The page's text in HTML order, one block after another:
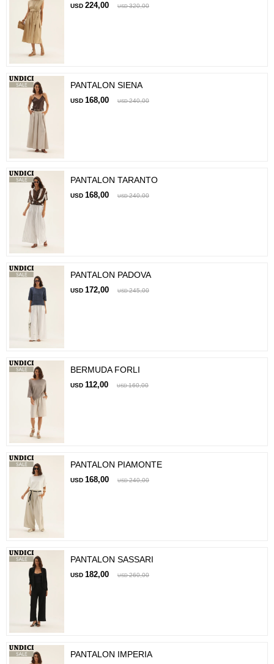
USD 224,00 USD 320,00
PANTALON SIENA
USD 168,00 USD 240,00
PANTALON TARANTO
USD 168,00 USD 240,00
PANTALON PADOVA
USD 172,00 USD 245,00
BERMUDA FORLI
USD 112,00 USD 160,00
PANTALON PIAMONTE
USD 168,00 USD 240,00
PANTALON SASSARI
USD 182,00 USD 260,00
PANTALON IMPERIA